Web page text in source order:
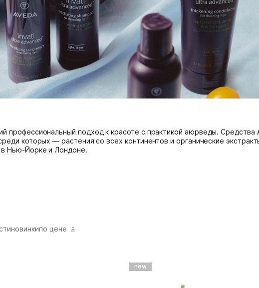
профессиональный подход к красоте с практикой аюрведы. Средства
которых — растения со всех континентов и органические
Нью-Йорке и Лондоне.
новинкипо цене
new